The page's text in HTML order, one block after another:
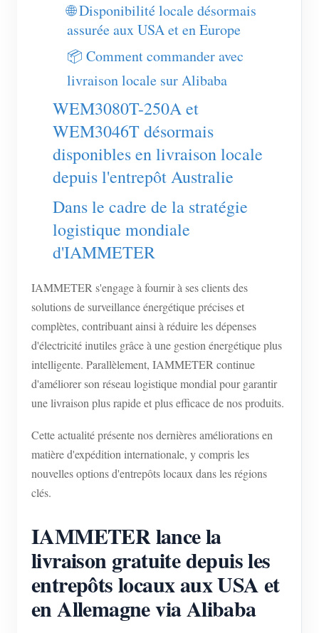
Système de prévision et de simulation énergétique
Applications
Système de contrôle du chauffage PV
Domotique
Surveillance énergétique d’usine
Boutique
Ressources
Démarrage rapide du produit
Documentation
Vidéo tutorielle
FAQ
Actualités
Communauté
Programme contributeur
Centre des contributeurs
Activités IAMMETER
Forum
Explorer le site
Classement PV
Solutions
Contact
🌐 Disponibilité locale désormais
assurée aux USA et en Europe
📦 Comment commander avec
livraison locale sur Alibaba
WEM3080T-250A et
WEM3046T désormais
disponibles en livraison locale
depuis l'entrepôt Australie
Dans le cadre de la stratégie
logistique mondiale
d'IAMMETER
IAMMETER s'engage à fournir à ses clients des
solutions de surveillance énergétique précises et
complètes, contribuant ainsi à réduire les dépenses
d'électricité inutiles grâce à une gestion énergétique plus
intelligente. Parallèlement, IAMMETER continue
d'améliorer son réseau logistique mondial pour garantir
une livraison plus rapide et plus efficace de nos produits.
Cette actualité présente nos dernières améliorations en
matière d'expédition internationale, y compris les
nouvelles options d'entrepôts locaux dans les régions
clés.
IAMMETER lance la
livraison gratuite depuis les
entrepôts locaux aux USA et
en Allemagne via Alibaba